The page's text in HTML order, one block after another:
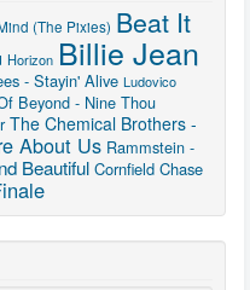
(The Pixies) Beat It
Horizon Billie Jean
- Stayin' Alive Ludovico
Beyond - Nine Thou
The Chemical Brothers -
About Us Rammstein -
Beautiful Cornfield Chase